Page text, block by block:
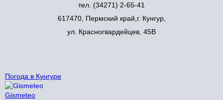
тел. (34271) 2-65-41
617470, Пермский край,г. Кунгур,
ул. Красногвардейцев, 45В
Погода в Кунгуре
Gismeteo